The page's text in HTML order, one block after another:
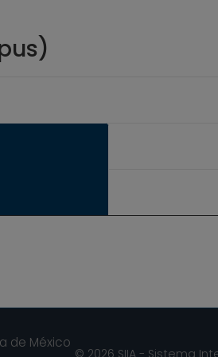
de México
© 2026 SIIA - Sistema